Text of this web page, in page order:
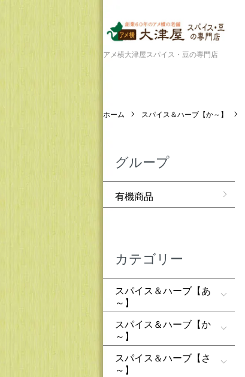
アメ横大津屋スパイス・豆の専門店
ホーム スパイス＆ハーブ【か～】
グループ
有機商品
カテゴリー
スパイス＆ハーブ【あ
～】
スパイス＆ハーブ【か
～】
スパイス＆ハーブ【さ
～】